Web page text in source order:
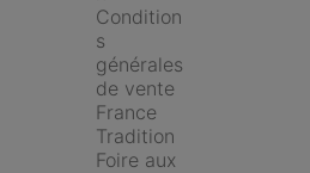
Condition
s
générales
de vente
France
Tradition
Foire aux